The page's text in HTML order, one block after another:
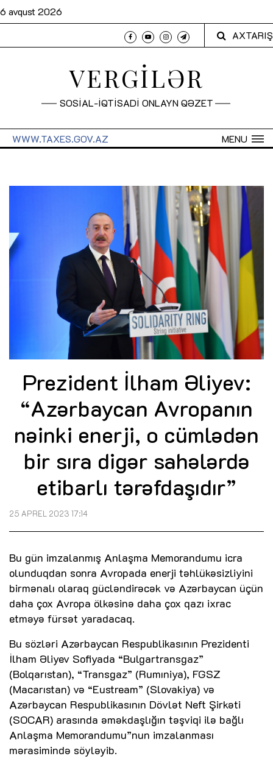
6 avqust 2026
AXTARIŞ
VERGİLƏR
SOSİAL-İQTİSADİ ONLAYN QƏZET
MENU
WWW.TAXES.GOV.AZ
Prezident İlham Əliyev:
“Azərbaycan Avropanın
nəinki enerji, o cümlədən
bir sıra digər sahələrdə
etibarlı tərəfdaşıdır”
25 APREL 2023 17:14
Bu gün imzalanmış Anlaşma Memorandumu icra
olunduqdan sonra Avropada enerji təhlükəsizliyini
birmənalı olaraq gücləndirəcək və Azərbaycan üçün
daha çox Avropa ölkəsinə daha çox qazı ixrac
etməyə fürsət yaradacaq.
Bu sözləri Azərbaycan Respublikasının Prezidenti
İlham Əliyev Sofiyada “Bulgartransgaz”
(Bolqarıstan), “Transgaz” (Rumıniya), FGSZ
(Macarıstan) və “Eustream” (Slovakiya) və
Azərbaycan Respublikasının Dövlət Neft Şirkəti
(SOCAR) arasında əməkdaşlığın təşviqi ilə bağlı
Anlaşma Memorandumu”nun imzalanması
mərasimində söyləyib.